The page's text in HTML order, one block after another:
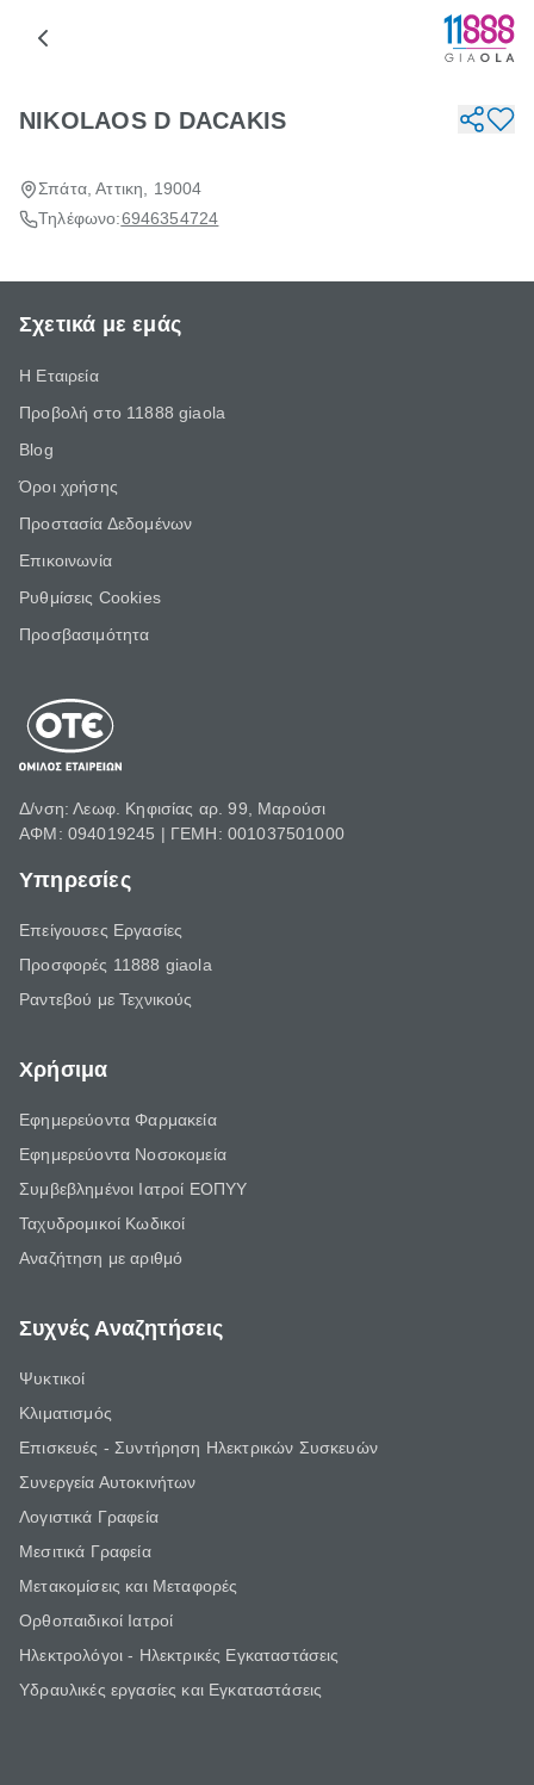
NIKOLAOS D DACAKIS
Σπάτα, Αττικη, 19004
Τηλέφωνο:6946354724
Σχετικά με εμάς
Η Εταιρεία
Προβολή στο 11888 giaola
Blog
Όροι χρήσης
Προστασία Δεδομένων
Επικοινωνία
Ρυθμίσεις Cookies
Προσβασιμότητα
Δ/νση: Λεωφ. Κηφισίας αρ. 99, Μαρούσι
ΑΦΜ: 094019245 | ΓΕΜΗ: 001037501000
Υπηρεσίες
Επείγουσες Εργασίες
Προσφορές 11888 giaola
Ραντεβού με Τεχνικούς
Χρήσιμα
Εφημερεύοντα Φαρμακεία
Εφημερεύοντα Νοσοκομεία
Συμβεβλημένοι Ιατροί ΕΟΠΥΥ
Ταχυδρομικοί Κωδικοί
Αναζήτηση με αριθμό
Συχνές Αναζητήσεις
Ψυκτικοί
Κλιματισμός
Επισκευές - Συντήρηση Ηλεκτρικών Συσκευών
Συνεργεία Αυτοκινήτων
Λογιστικά Γραφεία
Μεσιτικά Γραφεία
Μετακομίσεις και Μεταφορές
Ορθοπαιδικοί Ιατροί
Ηλεκτρολόγοι - Ηλεκτρικές Εγκαταστάσεις
Υδραυλικές εργασίες και Εγκαταστάσεις